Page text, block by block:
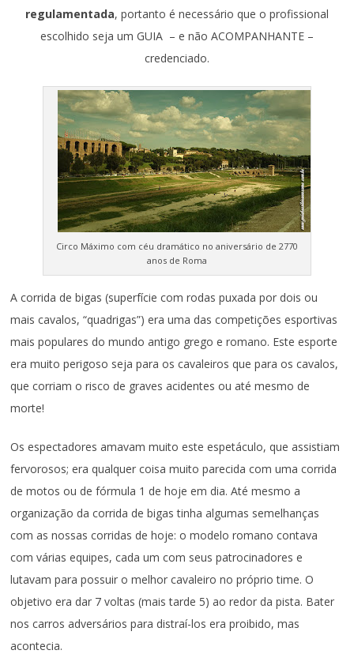
regulamentada, portanto é necessário que o profissional
escolhido seja um GUIA – e não ACOMPANHANTE –
credenciado.
Circo Máximo com céu dramático no aniversário de 2770
anos de Roma
A corrida de bigas (superfície com rodas puxada por dois ou
mais cavalos, “quadrigas”) era uma das competições esportivas
mais populares do mundo antigo grego e romano. Este esporte
era muito perigoso seja para os cavaleiros que para os cavalos,
que corriam o risco de graves acidentes ou até mesmo de
morte!
Os espectadores amavam muito este espetáculo, que assistiam
fervorosos; era qualquer coisa muito parecida com uma corrida
de motos ou de fórmula 1 de hoje em dia. Até mesmo a
organização da corrida de bigas tinha algumas semelhanças
com as nossas corridas de hoje: o modelo romano contava
com várias equipes, cada um com seus patrocinadores e
lutavam para possuir o melhor cavaleiro no próprio time. O
objetivo era dar 7 voltas (mais tarde 5) ao redor da pista. Bater
nos carros adversários para distraí-los era proibido, mas
acontecia.